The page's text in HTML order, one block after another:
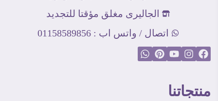
الجاليرى مغلق مؤقتا للتجديد
اتصال / واتس اب : 01158589856
منتجاتنا